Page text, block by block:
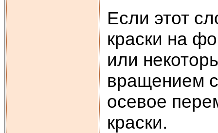
Если этот
краски на
или
вращением
осевое
краски.